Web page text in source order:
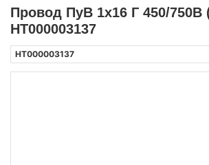
Провод ПуВ 1х16 Г 450/
НТ000003137
НТ000003137